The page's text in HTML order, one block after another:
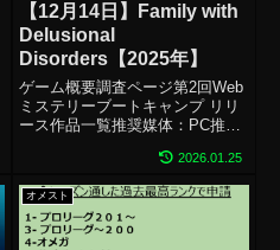
【12月14日】Family with
Delusional
Disorders【2025年】
ゲーム概要調査ページ第2回Web
ミステリーブートキャンプ リリ
ース作品一覧推奨媒体：PC推奨
ケア：無ホラー演出：無配信：
記載なし神瀬プレイについて：
未プレイ同作者様の他作品をチ
ェック！おまけタグ#ARG #代
替...
2026.01.25
オメスト